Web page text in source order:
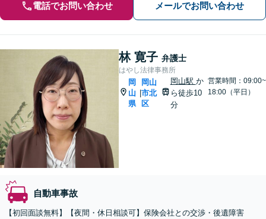
電話でお問い合わせ メールでお問い合わせ
林 寛子 弁護士
はやし法律事務所
岡
山
県
|
岡山
市北
区
岡山駅 か
ら徒歩10
分
営業時間：09:00~
18:00（平日）
自動車事故
【初回面談無料】【夜間・休日相談可】保険会社との交渉・後遺障害